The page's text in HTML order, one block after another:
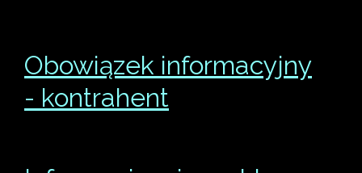
Obowiązek informacyjny
- kontrahent